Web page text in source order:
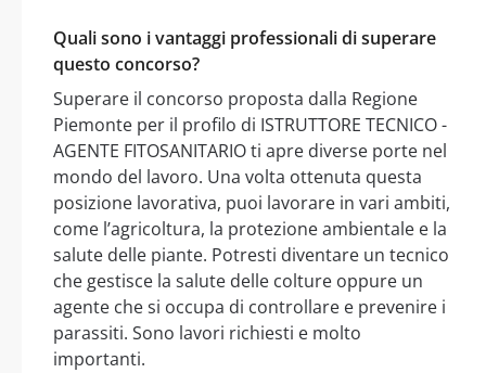
Quali sono i vantaggi professionali di superare
questo concorso?
Superare il concorso proposta dalla Regione
Piemonte per il profilo di ISTRUTTORE TECNICO -
AGENTE FITOSANITARIO ti apre diverse porte nel
mondo del lavoro. Una volta ottenuta questa
posizione lavorativa, puoi lavorare in vari ambiti,
come l’agricoltura, la protezione ambientale e la
salute delle piante. Potresti diventare un tecnico
che gestisce la salute delle colture oppure un
agente che si occupa di controllare e prevenire i
parassiti. Sono lavori richiesti e molto
importanti.